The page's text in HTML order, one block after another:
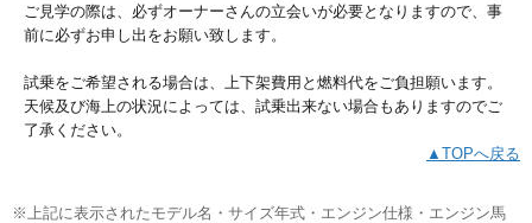
ご見学の際は、必ずオーナーさんの立会いが必要となりますので、事
前に必ずお申し出をお願い致します。
試乗をご希望される場合は、上下架費用と燃料代をご負担願います。
天候及び海上の状況によっては、試乗出来ない場合もありますのでご
了承ください。
▲TOPへ戻る
※上記に表示されたモデル名・サイズ年式・エンジン仕様・エンジン馬